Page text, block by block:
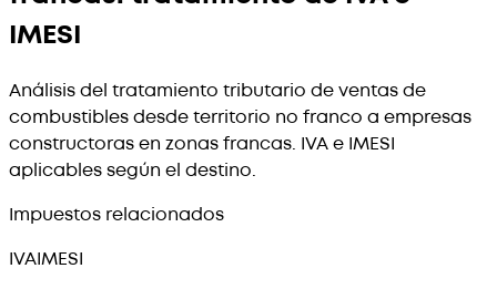
IMESI
Análisis del tratamiento tributario de ventas de
combustibles desde territorio no franco a empresas
constructoras en zonas francas. IVA e IMESI
aplicables según el destino.
Impuestos relacionados
IVAIMESI